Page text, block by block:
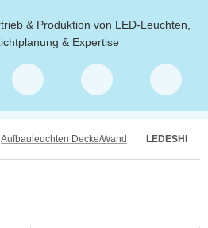
Aufbauleuchten Decke/Wand LEDESHI